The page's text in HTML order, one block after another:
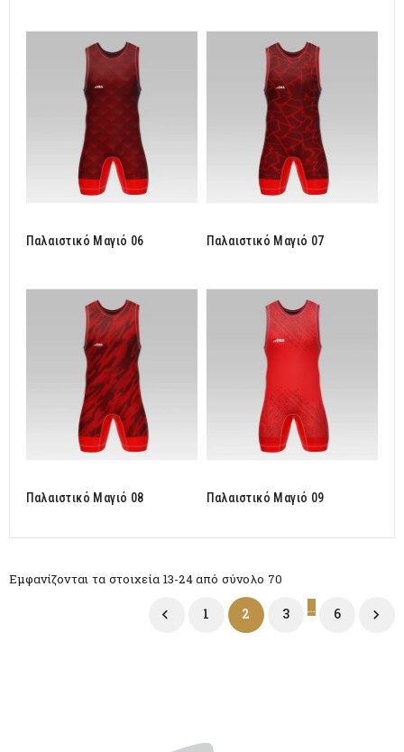
Παλαιστικό Μαγιό 06 Παλαιστικό Μαγιό 07
Παλαιστικό Μαγιό 08 Παλαιστικό Μαγιό 09
Εμφανίζονται τα στοιχεία 13-24 από σύνολο 70
 1 2 3 … 6 